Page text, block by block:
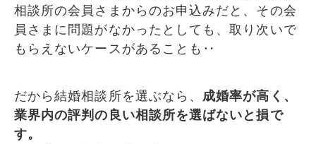
相談所の会員さまからのお申込みだと、その会
員さまに問題がなかったとしても、取り次いで
もらえないケースがあることも‥
だから結婚相談所を選ぶなら、 成婚率が高く、
業界内の評判の良い相談所を選ばないと損で
す。